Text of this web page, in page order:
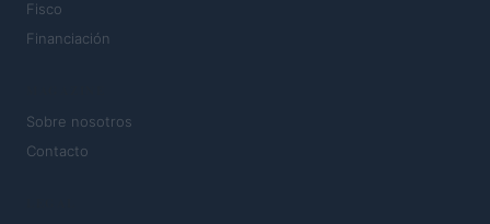
Fisco
Financiación
Sobre nosotros
Contacto